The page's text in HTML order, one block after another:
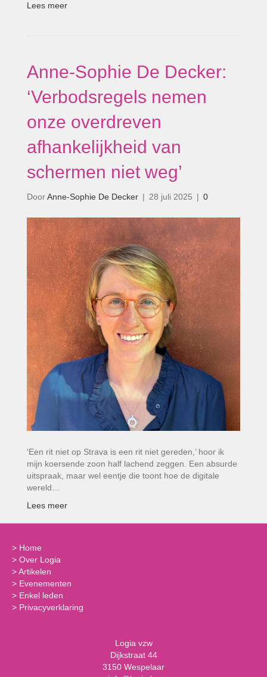
Lees meer
Anne-Sophie De Decker:
‘Verbodsregels nemen
onze overdreven
afhankelijkheid van
schermen niet weg’
DoorAnne-Sophie De Decker | 28 juli 2025 | 0
‘Een rit niet op Strava is een rit niet gereden,’ hoor ik
mijn koersende zoon half lachend zeggen. Een absurde
uitspraak, maar wel eentje die toont hoe de digitale
wereld…
Lees meer
> Home
> Over Logia
>Artikelen
> Evenementen
> Enkel leden
> Privacyverklaring
Logia vzw
Dijkstraat 44
3150 Wespelaar